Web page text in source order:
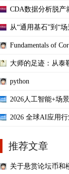
CDA数据分析脱产
从“通用基石”到“
Fundamentals of
大师的足迹：从泰
python
2026人工智能+场
2026 全球AI应用
推荐文章
关于悬赏论坛币和